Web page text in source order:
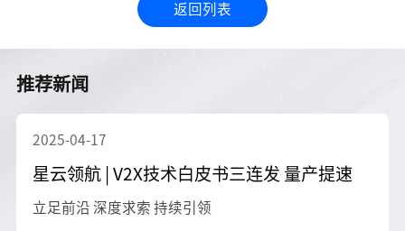
返回列表
推荐新闻
2025-04-17
星云领航 | V2X技术白皮书三连发 量产提速
立足前沿 深度求索 持续引领